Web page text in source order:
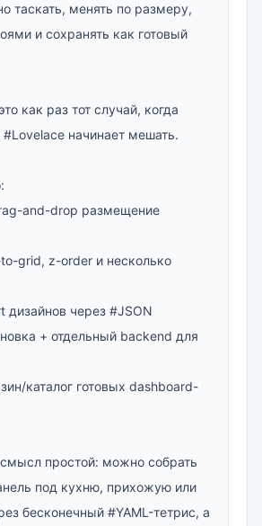
таскать, менять по размеру,
и сохранять как готовый
как раз тот случай, когда
начинает мешать.
and-drop размещение
grid, z-order и несколько
дизайнов через #JSON
+ отдельный backend для
каталог готовых dashboard-
простой: можно собрать
под кухню, прихожую или
бесконечный #YAML-тетрис, а